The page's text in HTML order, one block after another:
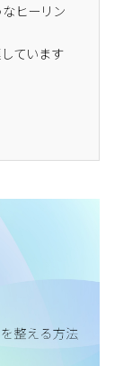
ヒーリン
ています